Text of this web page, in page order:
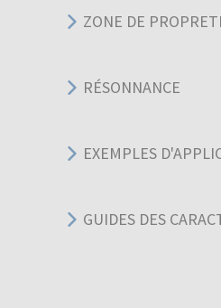
ZONE DE
RÉSONNANCE
EXEMPLES
GUIDES DES